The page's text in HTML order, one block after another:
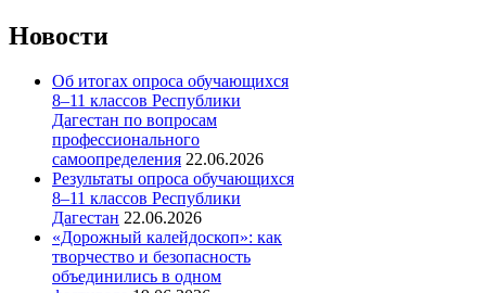
Новости
Об итогах опроса обучающихся
8–11 классов Республики
Дагестан по вопросам
профессионального
самоопределения 22.06.2026
Результаты опроса обучающихся
8–11 классов Республики
Дагестан 22.06.2026
«Дорожный калейдоскоп»: как
творчество и безопасность
объединились в одном